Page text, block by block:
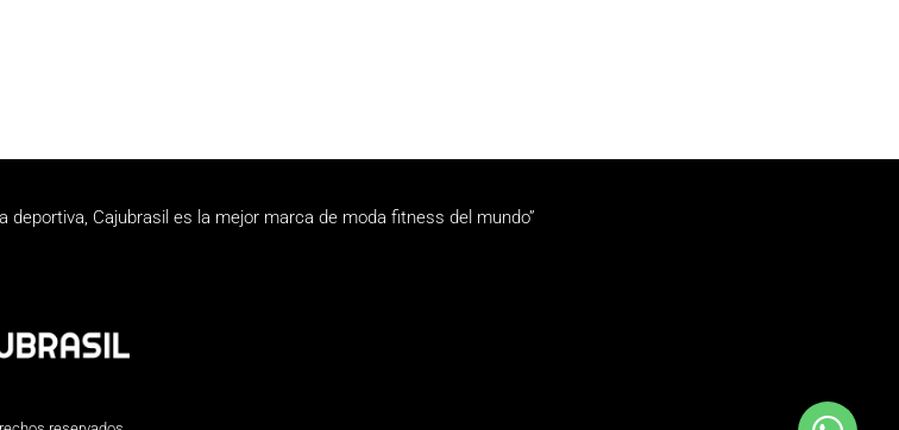
deportiva, Cajubrasil es la mejor marca de moda fitness del mundo”